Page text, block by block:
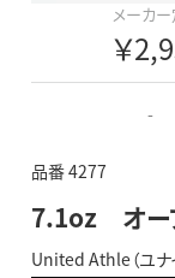
メーカ
￥
-
品番 4277
7.1oz オー
United Athle（ユナ